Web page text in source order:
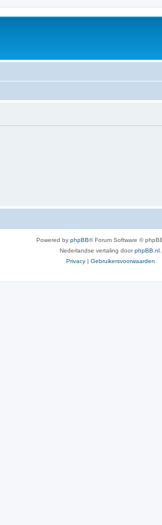
Powered by phpBB® Forum Software ©
Nederlandse vertaling doorphpBB.nl
Privacy | Gebruikersvoorwaarden